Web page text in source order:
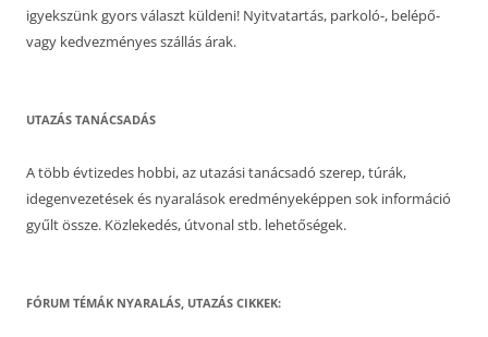
igyekszünk gyors választ küldeni! Nyitvatartás, parkoló-, belépő-
vagy kedvezményes szállás árak.
UTAZÁS TANÁCSADÁS
A több évtizedes hobbi, az utazási tanácsadó szerep, túrák,
idegenvezetések és nyaralások eredményeképpen sok információ
gyűlt össze. Közlekedés, útvonal stb. lehetőségek.
FÓRUM TÉMÁK NYARALÁS, UTAZÁS CIKKEK: